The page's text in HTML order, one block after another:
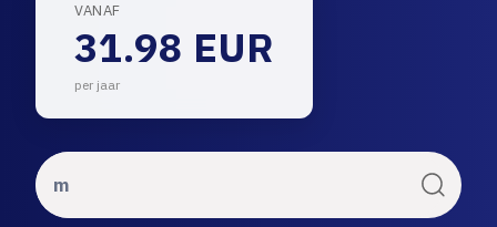
VANAF
31.98 EUR
per jaar